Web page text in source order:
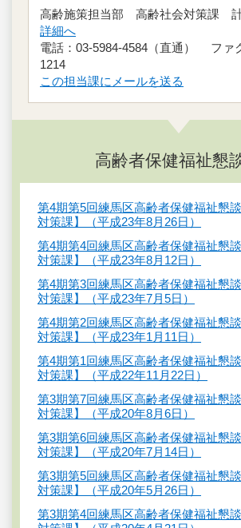
高齢施策担当部 高齢社会対策課
詳細へ
電話：03-5984-4584（直通） ファ
1214
この担当課にメールを送る
高齢者保健福祉懇
第4期第5回練馬区高齢者保健福祉懇
対策課】（平成23年8月26日）
第4期第4回練馬区高齢者保健福祉懇
対策課】（平成23年8月12日）
第4期第3回練馬区高齢者保健福祉懇
対策課】（平成23年7月5日）
第4期第2回練馬区高齢者保健福祉懇
対策課】（平成23年1月11日）
第4期第1回練馬区高齢者保健福祉懇
対策課】（平成22年11月22日）
第3期第7回練馬区高齢者保健福祉懇
対策課】（平成20年8月6日）
第3期第6回練馬区高齢者保健福祉懇
対策課】（平成20年7月14日）
第3期第5回練馬区高齢者保健福祉懇
対策課】（平成20年5月26日）
第3期第4回練馬区高齢者保健福祉懇